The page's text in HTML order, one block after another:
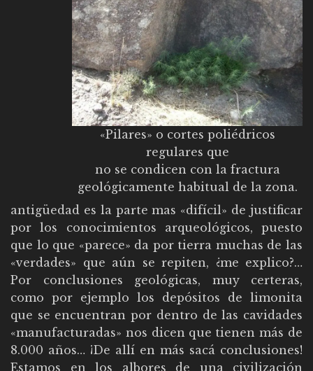
«Pilares» o cortes poliédricos
regulares que
no se condicen con la fractura
geológicamente habitual de la zona.
antigüedad es la parte mas «difícil» de justificar
por los conocimientos arqueológicos, puesto
que lo que «parece» da por tierra muchas de las
«verdades» que aún se repiten, ¿me explico?…
Por conclusiones geológicas, muy certeras,
como por ejemplo los depósitos de limonita
que se encuentran por dentro de las cavidades
«manufacturadas» nos dicen que tienen más de
8.000 años… ¡De allí en más sacá conclusiones!
Estamos en los albores de una civilización